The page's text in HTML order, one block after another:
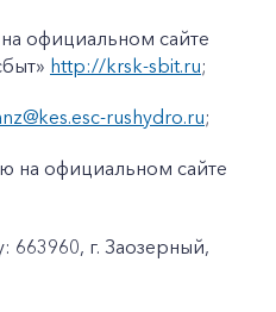
официальном сайте
http://krsk-sbit.ru;
rushydro.ru;
на официальном сайте
663960, г. Заозерный,